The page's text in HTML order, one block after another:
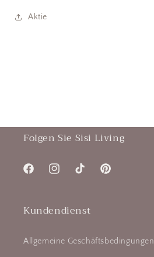
Aktie
Folgen Sie Sisi Living
FacebookInstagramTikTok Pinterest
Kundendienst
Allgemeine Geschäftsbedingungen